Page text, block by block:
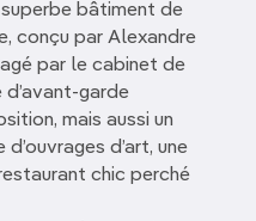
bâtiment de
conçu par Alexandre
par le cabinet de
d’avant-garde
mais aussi un
d’art, une
chic perché